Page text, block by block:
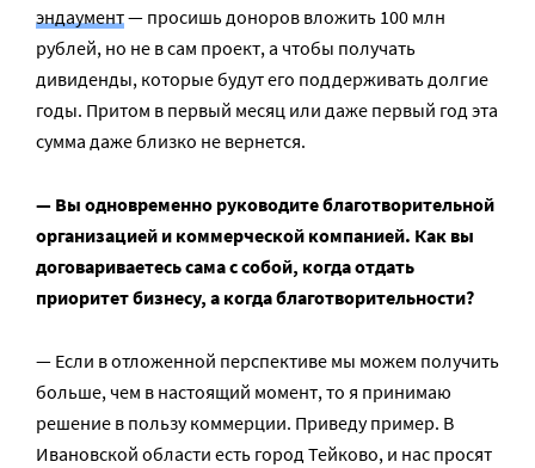
эндаумент— просишь доноров вложить 100 млн
рублей, но не в сам проект, а чтобы получать
дивиденды, которые будут его поддерживать долгие
годы. Притом в первый месяц или даже первый год эта
сумма даже близко не вернется.
— Вы одновременно руководите благотворительной
организацией и коммерческой компанией. Как вы
договариваетесь сама с собой, когда отдать
приоритет бизнесу, а когда благотворительности?
— Если в отложенной перспективе мы можем получить
больше, чем в настоящий момент, то я принимаю
решение в пользу коммерции. Приведу пример. В
Ивановской области есть город Тейково, и нас просят